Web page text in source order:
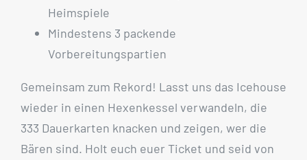
Heimspiele
Mindestens 3 packende
Vorbereitungspartien
Gemeinsam zum Rekord! Lasst uns das Icehouse
wieder in einen Hexenkessel verwandeln, die
333 Dauerkarten knacken und zeigen, wer die
Bären sind. Holt euch euer Ticket und seid von